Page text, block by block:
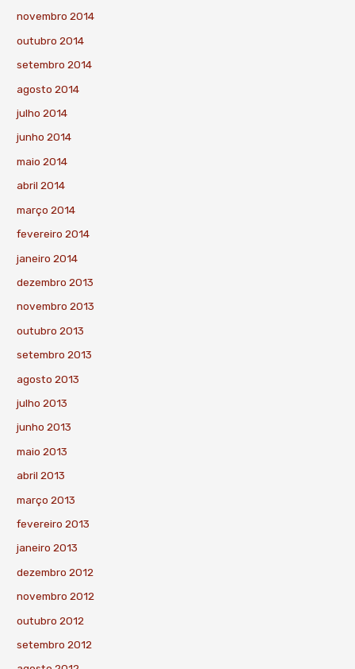
novembro 2014
outubro 2014
setembro 2014
agosto 2014
julho 2014
junho 2014
maio 2014
abril 2014
março 2014
fevereiro 2014
janeiro 2014
dezembro 2013
novembro 2013
outubro 2013
setembro 2013
agosto 2013
julho 2013
junho 2013
maio 2013
abril 2013
março 2013
fevereiro 2013
janeiro 2013
dezembro 2012
novembro 2012
outubro 2012
setembro 2012